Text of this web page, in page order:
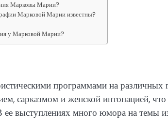
Марковы Марии?
Марковой Марии известны?
у Марковой Марии?
программами на различных
сарказмом и женской интонацией,
ее выступлениях много юмора на темы